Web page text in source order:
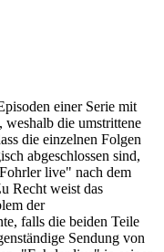
einer Serie mit
die umstrittene
die einzelnen Folgen
abgeschlossen sind,
live" nach dem
Recht weist das
der
falls die beiden Teile
Sendung von